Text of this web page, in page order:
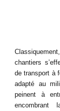
chantiers
de transport à
adapté au
peinent à
encombrant